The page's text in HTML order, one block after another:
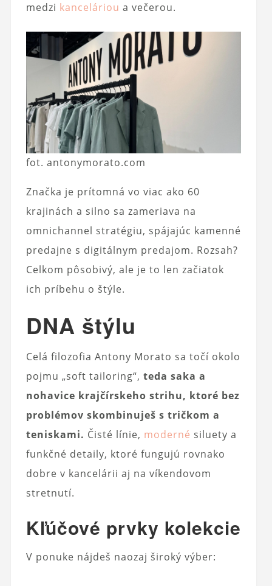
medzi kanceláriou a večerou.
fot. antonymorato.com
Značka je prítomná vo viac ako 60
krajinách a silno sa zameriava na
omnichannel stratégiu, spájajúc kamenné
predajne s digitálnym predajom. Rozsah?
Celkom pôsobivý, ale je to len začiatok
ich príbehu o štýle.
DNA štýlu
Celá filozofia Antony Morato sa točí okolo
pojmu „soft tailoring“, teda saka a
nohavice krajčírskeho strihu, ktoré bez
problémov skombinuješ s tričkom a
teniskami. Čisté línie, moderné siluety a
funkčné detaily, ktoré fungujú rovnako
dobre v kancelárii aj na víkendovom
stretnutí.
Kľúčové prvky kolekcie
V ponuke nájdeš naozaj široký výber: